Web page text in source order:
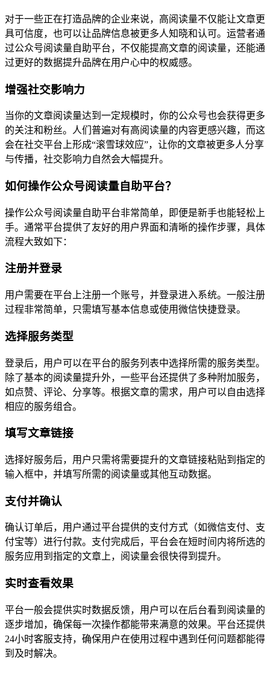
对于一些正在打造品牌的企业来说，高阅读量不仅能让文章更
具可信度，也可以让品牌信息被更多人知晓和认可。运营者通
过公众号阅读量自助平台，不仅能提高文章的阅读量，还能通
过更好的数据提升品牌在用户心中的权威感。
增强社交影响力
当你的文章阅读量达到一定规模时，你的公众号也会获得更多
的关注和粉丝。人们普遍对有高阅读量的内容更感兴趣，而这
会在社交平台上形成“滚雪球效应”，让你的文章被更多人分享
与传播，社交影响力自然会大幅提升。
如何操作公众号阅读量自助平台？
操作公众号阅读量自助平台非常简单，即便是新手也能轻松上
手。通常平台提供了友好的用户界面和清晰的操作步骤，具体
流程大致如下：
注册并登录
用户需要在平台上注册一个账号，并登录进入系统。一般注册
过程非常简单，只需填写基本信息或使用微信快捷登录。
选择服务类型
登录后，用户可以在平台的服务列表中选择所需的服务类型。
除了基本的阅读量提升外，一些平台还提供了多种附加服务，
如点赞、评论、分享等。根据文章的需求，用户可以自由选择
相应的服务组合。
填写文章链接
选择好服务后，用户只需将需要提升的文章链接粘贴到指定的
输入框中，并填写所需的阅读量或其他互动数据。
支付并确认
确认订单后，用户通过平台提供的支付方式（如微信支付、支
付宝等）进行付款。支付完成后，平台会在短时间内将所选的
服务应用到指定的文章上，阅读量会很快得到提升。
实时查看效果
平台一般会提供实时数据反馈，用户可以在后台看到阅读量的
逐步增加，确保每一次操作都能带来满意的效果。平台还提供
24小时客服支持，确保用户在使用过程中遇到任何问题都能得
到及时解决。